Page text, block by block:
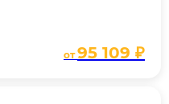
от95 109 ₽